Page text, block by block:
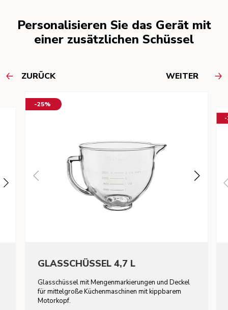
Personalisieren Sie das Gerät mit
einer zusätzlichen Schüssel
ZURÜCK WEITER
-25%
GLASSCHÜSSEL 4,7 L
Glasschüssel mit Mengenmarkierungen und Deckel
für mittelgroße Küchenmaschinen mit kippbarem
Motorkopf.
-